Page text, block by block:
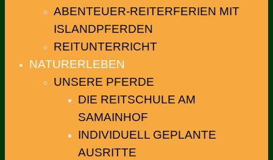
ABENTEUER-REITERFERIEN MIT
ISLANDPFERDEN
REITUNTERRICHT
NATURERLEBEN
UNSERE PFERDE
DIE REITSCHULE AM
SAMAINHOF
INDIVIDUELL GEPLANTE
AUSRITTE